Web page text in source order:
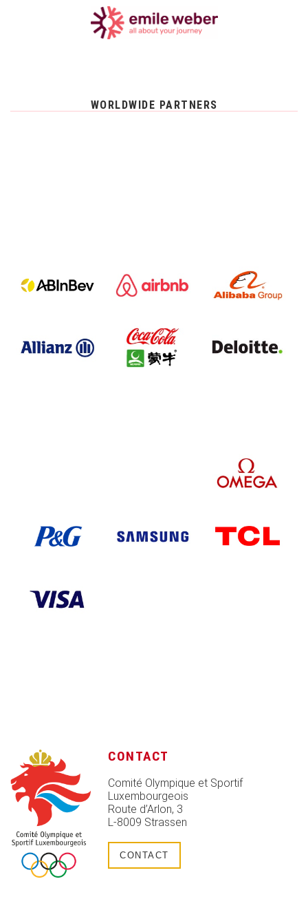
WORLDWIDE PARTNERS
CONTACT
Comité Olympique et Sportif
Luxembourgeois
Route d’Arlon, 3
L-8009 Strassen
CONTACT